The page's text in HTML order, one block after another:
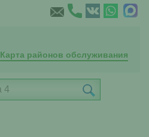
Карта районов обслуживания